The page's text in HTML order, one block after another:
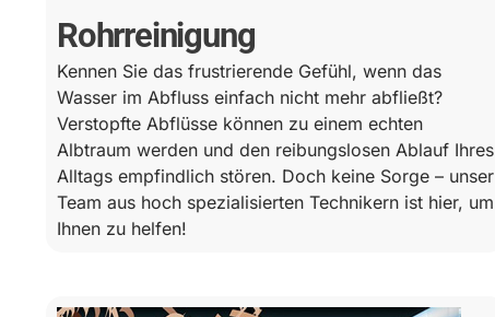
Rohrreinigung
Kennen Sie das frustrierende Gefühl, wenn das
Wasser im Abfluss einfach nicht mehr abfließt?
Verstopfte Abflüsse können zu einem echten
Albtraum werden und den reibungslosen Ablauf Ihres
Alltags empfindlich stören. Doch keine Sorge – unser
Team aus hoch spezialisierten Technikern ist hier, um
Ihnen zu helfen!